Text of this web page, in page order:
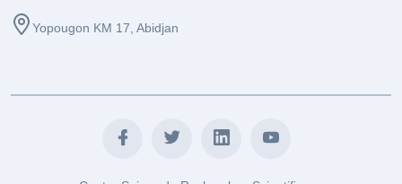
Yopougon KM 17, Abidjan